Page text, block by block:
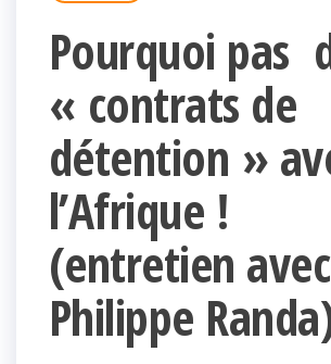
Pourquoi pas
« contrats de
détention »
l’Afrique !
(entretien avec
Philippe